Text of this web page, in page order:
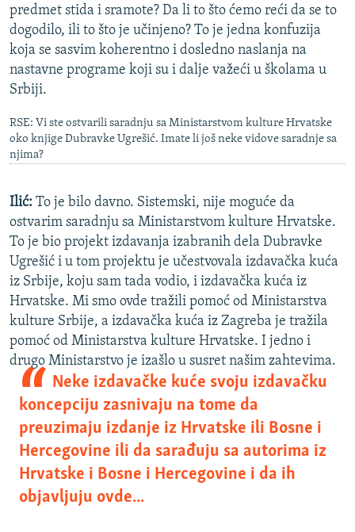
predmet stida i sramote? Da li to što ćemo reći da se to
dogodilo, ili to što je učinjeno? To je jedna konfuzija
koja se sasvim koherentno i dosledno naslanja na
nastavne programe koji su i dalje važeći u školama u
Srbiji.
RSE: Vi ste ostvarili saradnju sa Ministarstvom kulture Hrvatske
oko knjige Dubravke Ugrešić. Imate li još neke vidove saradnje sa
njima?
Ilić: To je bilo davno. Sistemski, nije moguće da
ostvarim saradnju sa Ministarstvom kulture Hrvatske.
To je bio projekt izdavanja izabranih dela Dubravke
Ugrešić i u tom projektu je učestvovala izdavačka kuća
iz Srbije, koju sam tada vodio, i izdavačka kuća iz
Hrvatske. Mi smo ovde tražili pomoć od Ministarstva
kulture Srbije, a izdavačka kuća iz Zagreba je tražila
pomoć od Ministarstva kulture Hrvatske. I jedno i
drugo Ministarstvo je izašlo u
Neke izdavačke kuće svoju izdavačku
koncepciju zasnivaju na tome da
preuzimaju izdanje iz Hrvatske ili Bosne i
Hercegovine ili da sarađuju sa autorima iz
Hrvatske i Bosne i Hercegovine i da ih
objavljuju ovde...
susret našim zahtevima.